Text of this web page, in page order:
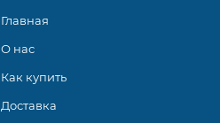
Главная
О нас
Как купить
Доставка